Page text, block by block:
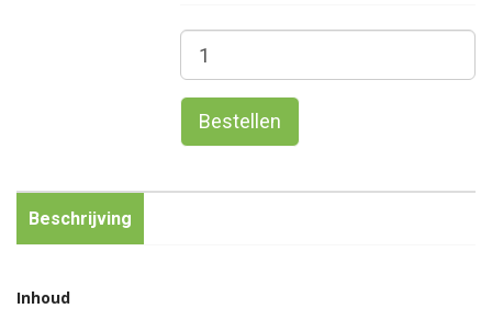
Bestellen
Beschrijving
Inhoud